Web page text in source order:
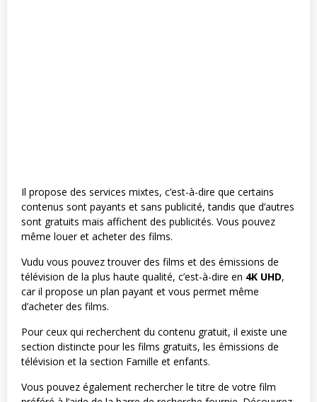
Il propose des services mixtes, c’est-à-dire que certains
contenus sont payants et sans publicité, tandis que d’autres
sont gratuits mais affichent des publicités. Vous pouvez
même louer et acheter des films.
Vudu vous pouvez trouver des films et des émissions de
télévision de la plus haute qualité, c’est-à-dire en 4K UHD,
car il propose un plan payant et vous permet même
d’acheter des films.
Pour ceux qui recherchent du contenu gratuit, il existe une
section distincte pour les films gratuits, les émissions de
télévision et la section Famille et enfants.
Vous pouvez également rechercher le titre de votre film